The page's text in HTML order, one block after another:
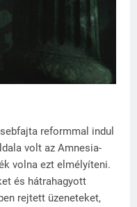
reformmal indul
volt az Amnesia-
volna ezt elmélyíteni.
és hátrahagyott
rejtett üzeneteket,